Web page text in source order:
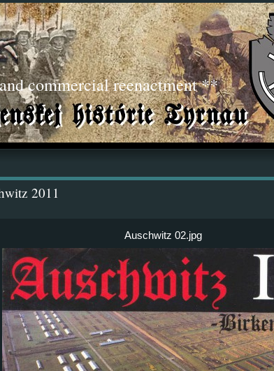
commercial reenactment **
2011
Auschwitz 02.jpg